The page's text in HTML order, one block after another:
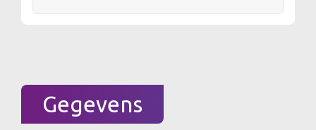
Gegevens